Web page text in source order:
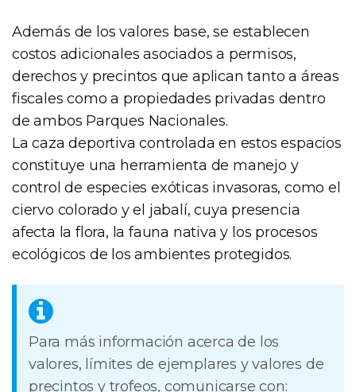
Además de los valores base, se establecen
costos adicionales asociados a permisos,
derechos y precintos que aplican tanto a áreas
fiscales como a propiedades privadas dentro
de ambos Parques Nacionales.
La caza deportiva controlada en estos espacios
constituye una herramienta de manejo y
control de especies exóticas invasoras, como el
ciervo colorado y el jabalí, cuya presencia
afecta la flora, la fauna nativa y los procesos
ecológicos de los ambientes protegidos.
Para más información acerca de los
valores, límites de ejemplares y valores de
precintos y trofeos, comunicarse con: